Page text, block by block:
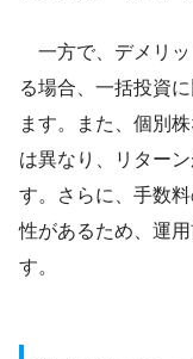
一方で、デメリッ
る場合、一括投資
ます。また、個別
は異なり、リター
す。さらに、手数
性があるため、運
す。